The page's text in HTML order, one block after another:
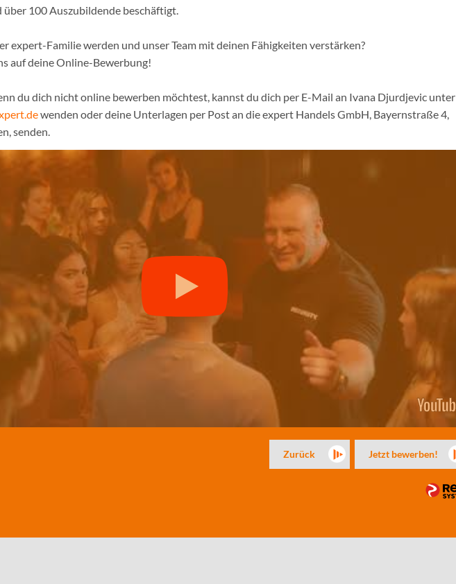
100 Auszubildende beschäftigt.
expert-Familie werden und unser Team mit deinen Fähigkeiten verstärken?
auf deine Online-Bewerbung!
du dich nicht online bewerben möchtest, kannst du dich per E-Mail an Ivana Djurdjevic unter
wenden oder deine Unterlagen per Post an die expert Handels GmbH, Bayernstraße 4,
senden.
Zurück Jetzt bewerben!